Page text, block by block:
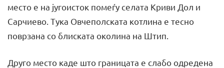
место е на југоисток помеѓу селата Криви Дол и
Сарчиево. Тука Овчеполската котлина е тесно
поврзана со блиската околина на Штип.
Друго место каде што границата е слабо одредена